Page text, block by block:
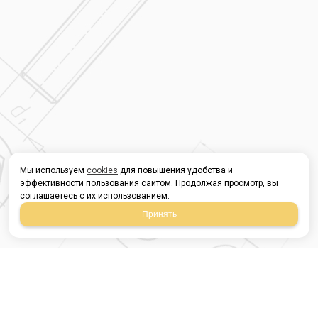
Мы используем cookies для повышения удобства и
эффективности пользования сайтом. Продолжая просмотр, вы
соглашаетесь с их использованием.
Принять